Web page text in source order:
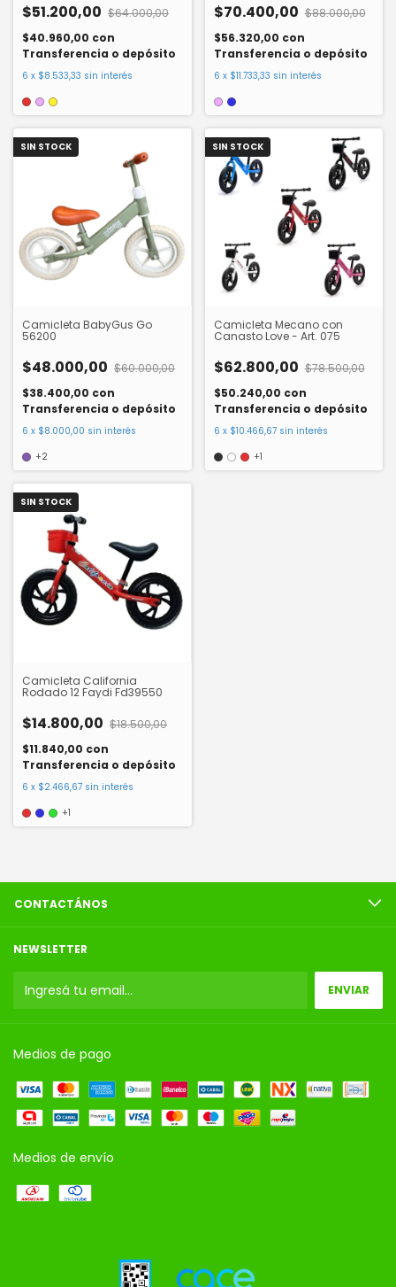
$51.200,00 $64.000,00
$40.960,00 con
Transferencia o depósito
6 x $8.533,33 sin interés
$70.400,00 $88.000,00
$56.320,00 con
Transferencia o depósito
6 x $11.733,33 sin interés
SIN STOCK
Camicleta BabyGus Go
56200
$48.000,00 $60.000,00
$38.400,00 con
Transferencia o depósito
6 x $8.000,00 sin interés
+2
SIN STOCK
Camicleta Mecano con
Canasto Love - Art. 075
$62.800,00 $78.500,00
$50.240,00 con
Transferencia o depósito
6 x $10.466,67 sin interés
+1
SIN STOCK
Camicleta California
Rodado 12 Faydi Fd39550
$14.800,00 $18.500,00
$11.840,00 con
Transferencia o depósito
6 x $2.466,67 sin interés
+1
CONTACTÁNOS
NEWSLETTER
Medios de pago
Medios de envío